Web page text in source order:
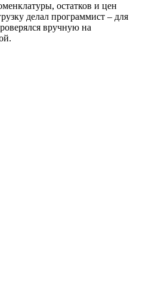
остатков и цен
делал программист – для
вручную на